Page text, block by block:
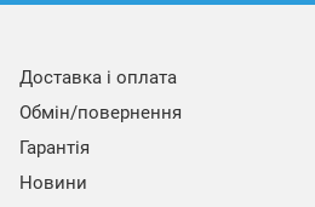
Доставка і оплата
Обмін/повернення
Гарантія
Новини